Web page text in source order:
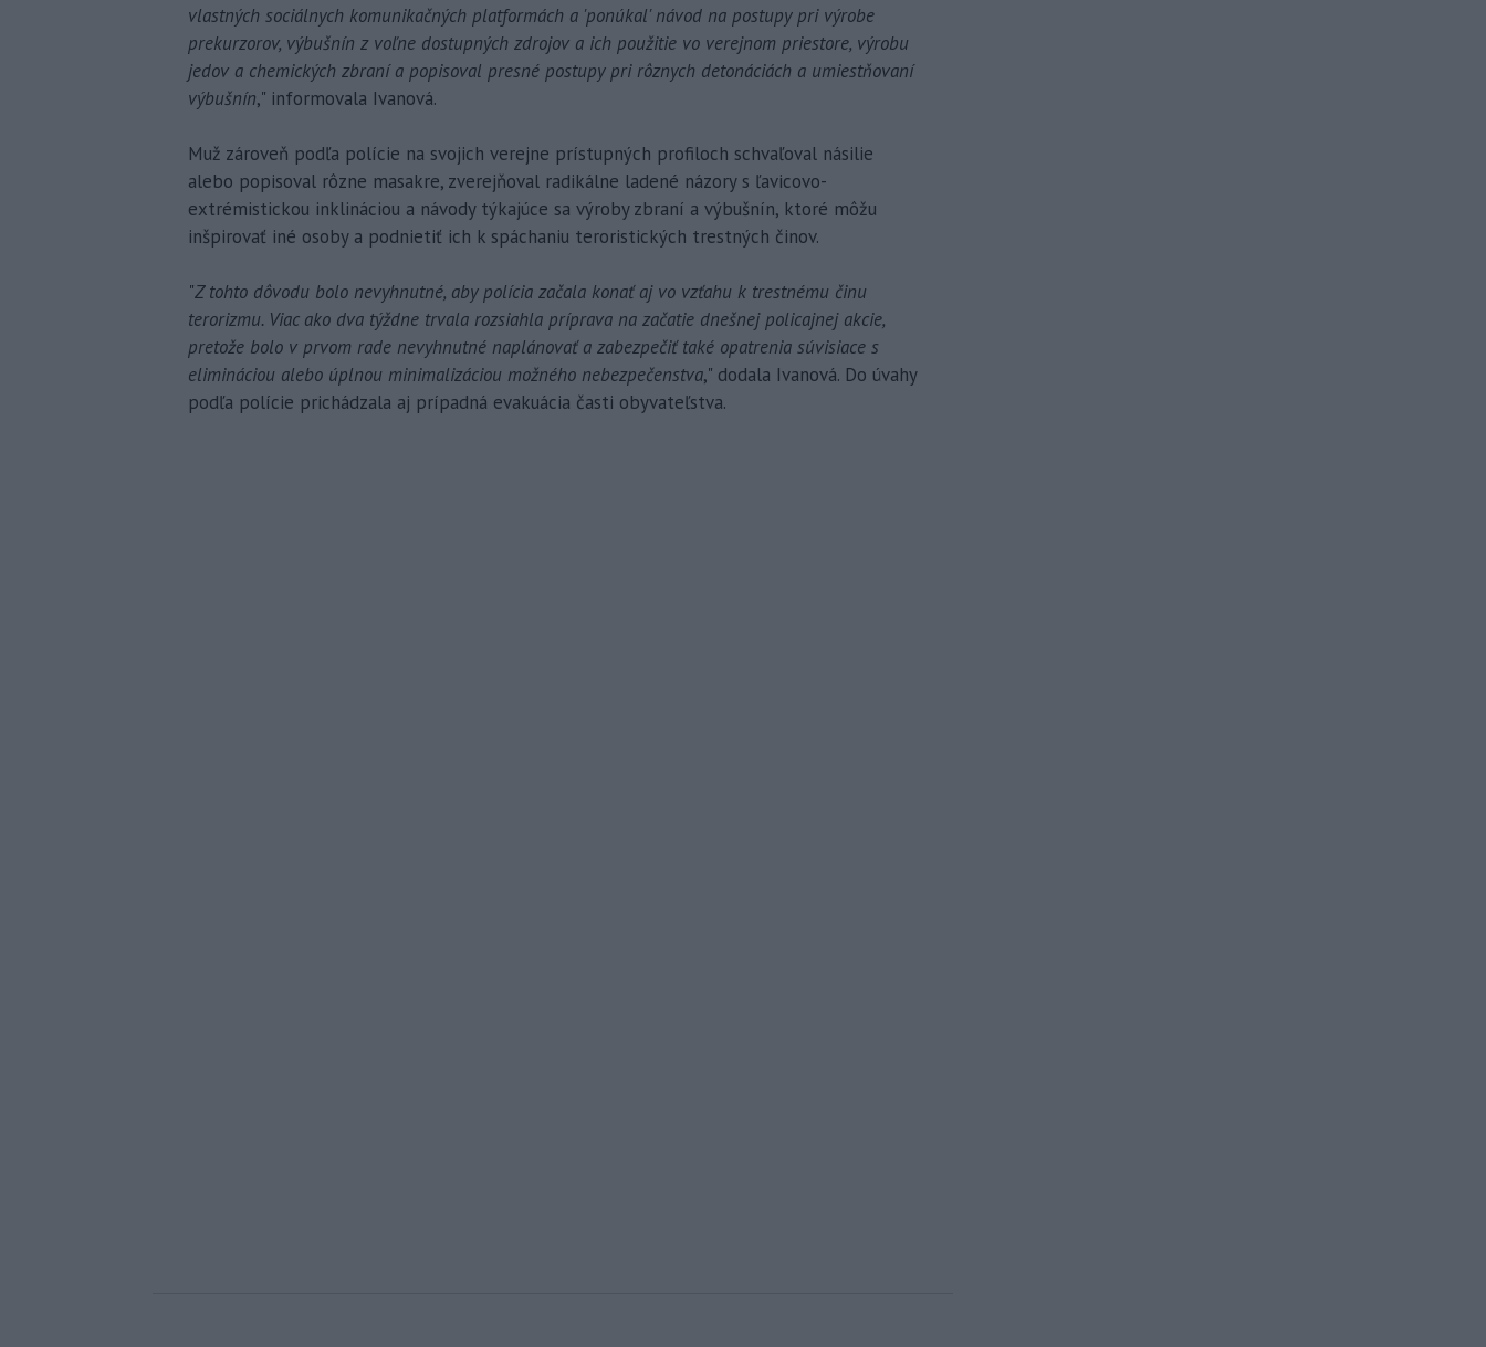
vlastných sociálnych komunikačných platformách a 'ponúkal' návod na postupy pri výrobe
prekurzorov, výbušnín z voľne dostupných zdrojov a ich použitie vo verejnom priestore, výrobu
jedov a chemických zbraní a popisoval presné postupy pri rôznych detonáciách a umiestňovaní
výbušnín," informovala Ivanová.
Muž zároveň podľa polície na svojich verejne prístupných profiloch schvaľoval násilie
alebo popisoval rôzne masakre, zverejňoval radikálne ladené názory s ľavicovo-
extrémistickou inklináciou a návody týkajúce sa výroby zbraní a výbušnín, ktoré môžu
inšpirovať iné osoby a podnietiť ich k spáchaniu teroristických trestných činov.
"Z tohto dôvodu bolo nevyhnutné, aby polícia začala konať aj vo vzťahu k trestnému činu
terorizmu. Viac ako dva týždne trvala rozsiahla príprava na začatie dnešnej policajnej akcie,
pretože bolo v prvom rade nevyhnutné naplánovať a zabezpečiť také opatrenia súvisiace s
elimináciou alebo úplnou minimalizáciou možného nebezpečenstva," dodala Ivanová. Do úvahy
podľa polície prichádzala aj prípadná evakuácia časti obyvateľstva.